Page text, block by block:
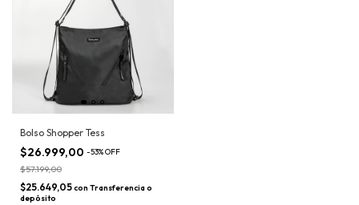
Bolso Shopper Tess
$26.999,00 -53%OFF
$57.199,00
$25.649,05con Transferencia o
depósito